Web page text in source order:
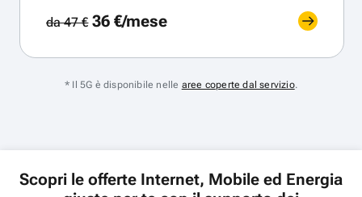
da 47 €36 €/mese
* Il 5G è disponibile nelle aree coperte dal servizio.
Scopri le offerte Internet, Mobile ed Energia